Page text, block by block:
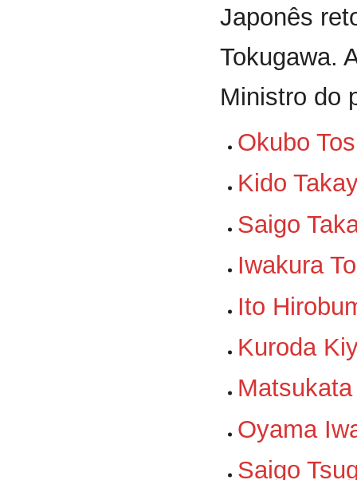
Japonês
Tokugawa.
Ministro do
Okubo
Kido
Saigo
Iwakura
Ito
Kuroda
Oyama
Saigo